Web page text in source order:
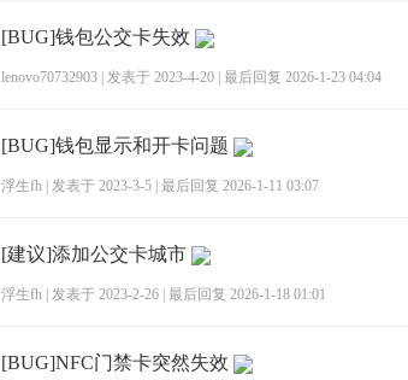
[BUG]钱包公交卡失效
lenovo70732903 发表于 2023-4-20 最后回复 2026-1-23 04:04
[BUG]钱包显示和开卡问题
浮生fh 发表于 2023-3-5 最后回复 2026-1-11 03:07
[建议]添加公交卡城市
浮生fh 发表于 2023-2-26 最后回复 2026-1-18 01:01
[BUG]NFC门禁卡突然失效